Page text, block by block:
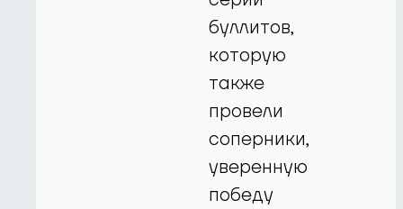
буллитов,
которую
также
провели
соперники,
уверенную
победу